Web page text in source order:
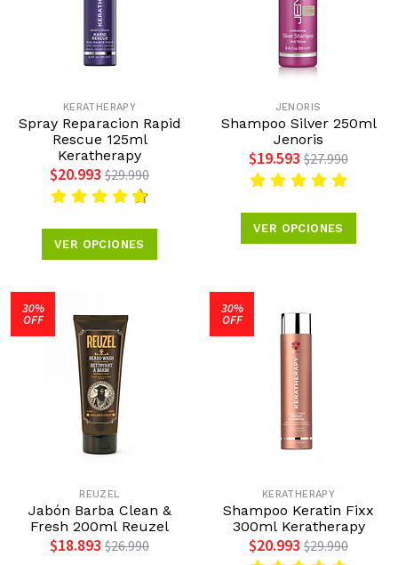
KERATHERAPY
Spray Reparacion Rapid
Rescue 125ml
Keratherapy
$20.993 $29.990
VER OPCIONES
JENORIS
Shampoo Silver 250ml
Jenoris
$19.593 $27.990
VER OPCIONES
30%
OFF
REUZEL
Jabón Barba Clean &
Fresh 200ml Reuzel
$18.893 $26.990
30%
OFF
KERATHERAPY
Shampoo Keratin Fixx
300ml Keratherapy
$20.993 $29.990